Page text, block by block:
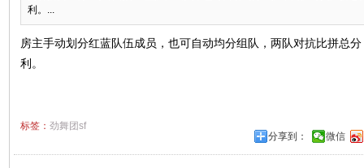
利。...
房主手动划分红蓝队伍成员，也可自动均分组队，两队对抗比拼总
利。
标签： 劲舞团sf
分享到：
微信